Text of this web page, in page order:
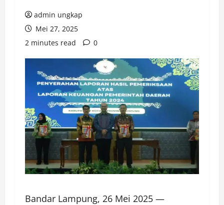
admin ungkap
Mei 27, 2025
2 minutes read
0
Bandar Lampung, 26 Mei 2025 —